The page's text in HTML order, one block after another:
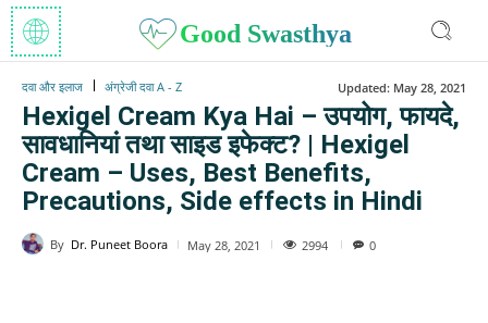
Good Swasthya
दवा और इलाज अंग्रेजी दवा A - Z Updated: May 28, 2021
Hexigel Cream Kya Hai – उपयोग, फायदे,
सावधानियां तथा साइड इफेक्ट? | Hexigel
Cream – Uses, Best Benefits,
Precautions, Side effects in Hindi
By Dr. Puneet Boora May 28, 2021 2994 0